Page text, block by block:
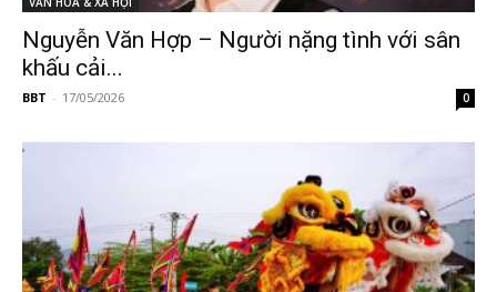
Nguyễn Văn Hợp – Người nặng tình với sân
khấu cải...
BBT - 17/05/2026 0